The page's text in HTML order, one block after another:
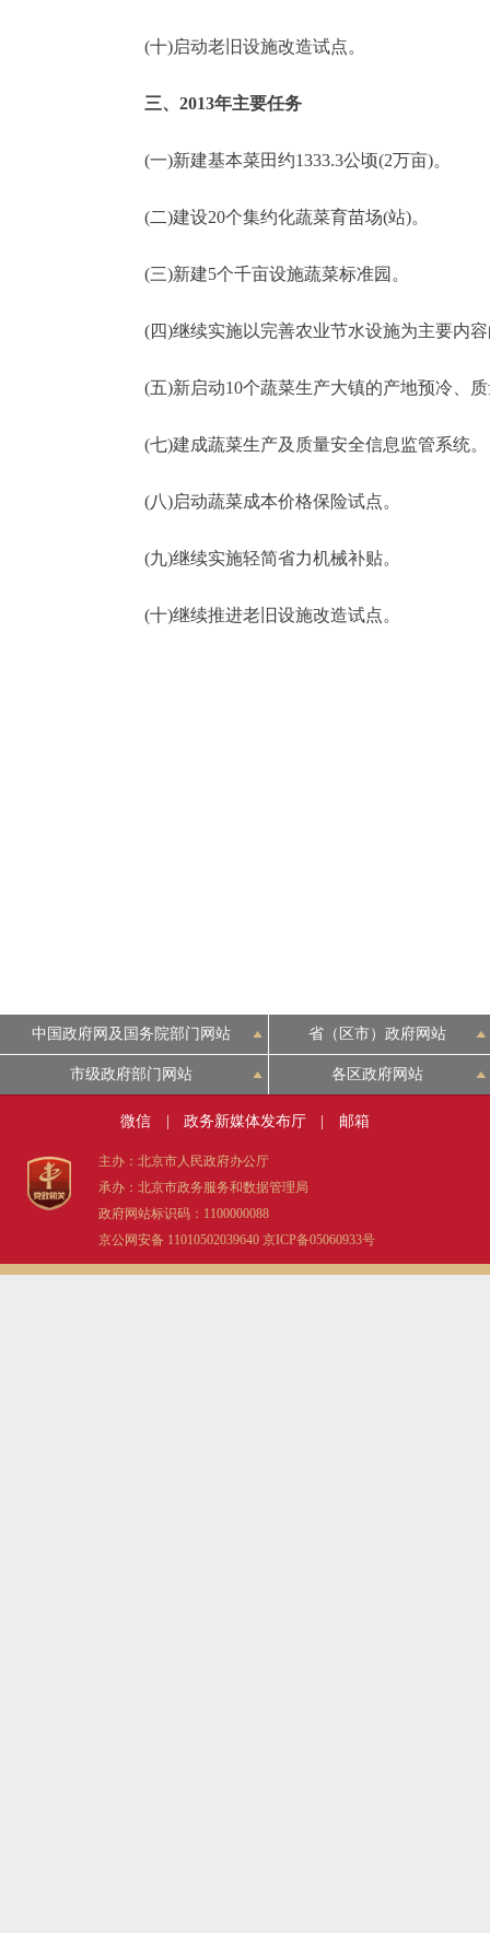
(十)启动老旧设施改造试点。
三、2013年主要任务
(一)新建基本菜田约1333.3公顷(2万亩)。
(二)建设20个集约化蔬菜育苗场(站)。
(三)新建5个千亩设施蔬菜标准园。
(四)继续实施以完善农业节水设施为主要内容
(五)新启动10个蔬菜生产大镇的产地预冷、质
(七)建成蔬菜生产及质量安全信息监管系统。
(八)启动蔬菜成本价格保险试点。
(九)继续实施轻简省力机械补贴。
(十)继续推进老旧设施改造试点。
中国政府网及国务院部门网站 省（区市）政府网站
市级政府部门网站 各区政府网站
微信 政务新媒体发布厅 邮箱
主办：北京市人民政府办公厅
承办：北京市政务服务和数据管理局
政府网站标识码：1100000088
京公网安备 11010502039640 京ICP备05060933号